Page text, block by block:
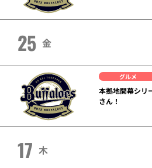
25 金
グルメ
本拠地開幕シリ
さん！
17 木